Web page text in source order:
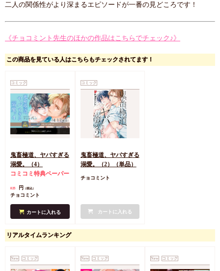
二人の関係性がより深まるエピソードが一番の見どころです！
《チョコミント先生のほかの作品はこちらでチェック♪》
この商品を見ている人はこちらもチェックされてます！
コミック
鬼畜極道、ヤバすぎる
溺愛。（4）
コミコミ特典ペーパー
825 円 （税込）
チョコミント
カートに入れる
コミック
鬼畜極道、ヤバすぎる
溺愛。（2）（単品）
チョコミント
カートに入れる
リアルタイムランキング
New コミック New コミック New コミック